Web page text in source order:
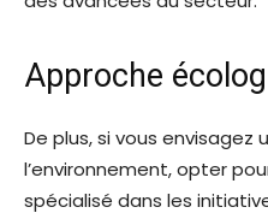
Approche
De plus, si vous
l’environnement, opter
spécialisé dans les